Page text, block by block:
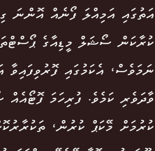
އަތުގައި އަމިއްލަ ފޯނެއް އޮންނަ
ކުރާކަން ސޯޝަލް މީޑިއާގެ
ނަމަވެސް، އެކަމުގައި
ވާދަވެރި ކަމެވެ. ފުރިހަމަ
ކުރުމަށް މޭކަޕް ކުރުން،